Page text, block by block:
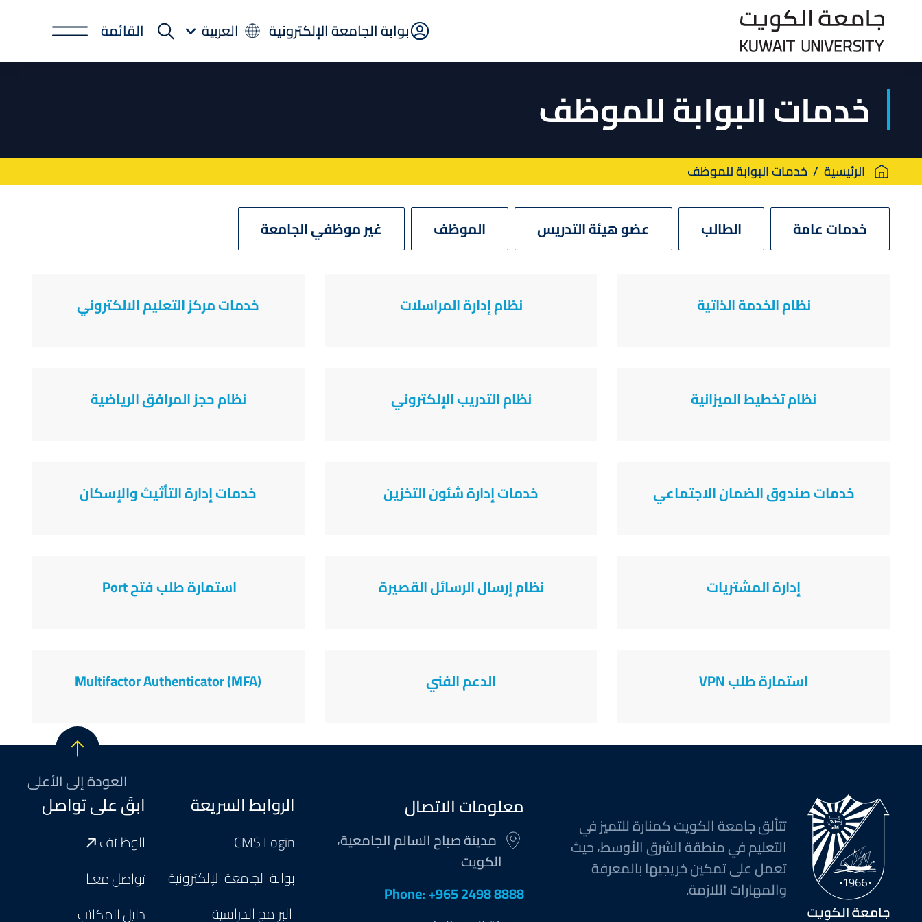
E-
Portal
بوابة الجامعة الإلكترونية العربية القائمة
خدمات البوابة للموظف
Breadcrumb
الرئيسية خدمات البوابة للموظف
خدمات عامة الطالب عضو هيئة التدريس الموظف غير موظفي الجامعة
نظام الخدمة الذاتية نظام إدارة المراسلات خدمات مركز التعليم الالكتروني
نظام تخطيط الميزانية نظام التدريب الإلكتروني نظام حجز المرافق الرياضية
خدمات صندوق الضمان الاجتماعي خدمات إدارة شئون التخزين خدمات إدارة التأثيث والإسكان
إدارة المشتريات نظام إرسال الرسائل القصيرة استمارة طلب فتح Port
استمارة طلب VPN الدعم الفني Multifactor Authenticator (MFA)
العودة إلى الأعلى
تتألق جامعة الكويت كمنارة للتميز في
التعليم في منطقة الشرق الأوسط، حيث
تعمل على تمكين خريجيها بالمعرفة
والمهارات اللازمة.
معلومات الاتصال
مدينة صباح السالم الجامعية،
الكويت
Phone: +965 2498 8888
Footer
الروابط السريعة
CMS Login
بوابة الجامعة الإلكترونية
البرامج الدراسية
ابقَ على تواصل
الوظائف
تواصل معنا
دليل المكاتب